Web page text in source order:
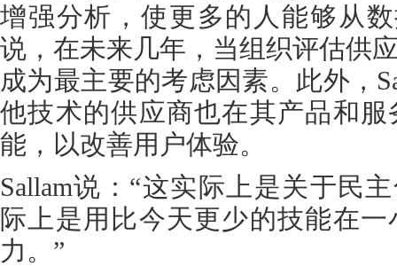
增强分析，使更多的人能够从
说，在未来几年，当组织评估供
成为最主要的考虑因素。此外，
他技术的供应商也在其产品和
能，以改善用户体验。
Sallam说：“这实际上是关于民
际上是用比今天更少的技能在
力。”